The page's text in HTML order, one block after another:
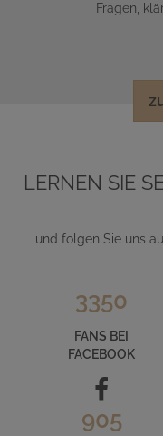
Fragen,
LERNEN SIE
und folgen Sie uns
3350
FANS BEI
FACEBOOK
905